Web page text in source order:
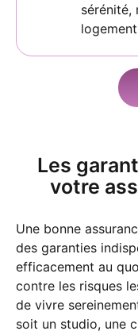
sérénité,
Les
votre
Une bonne
des garanties
efficacement au
contre les risques
de vivre
soit un studio, une